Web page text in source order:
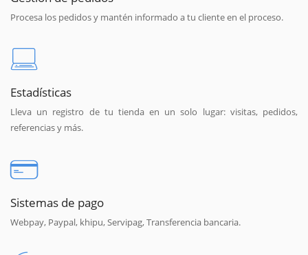
Procesa los pedidos y mantén informado a tu cliente en el proceso.
Estadísticas
Lleva un registro de tu tienda en un solo lugar: visitas, pedidos,
referencias y más.
Sistemas de pago
Webpay, Paypal, khipu, Servipag, Transferencia bancaria.